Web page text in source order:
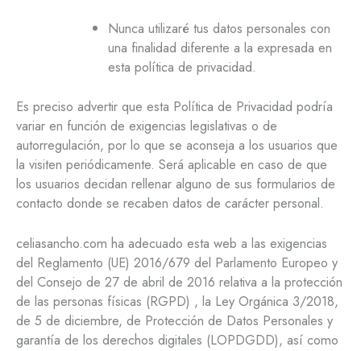
Nunca utilizaré tus datos personales con
una finalidad diferente a la expresada en
esta política de privacidad.
Es preciso advertir que esta Política de Privacidad podría
variar en función de exigencias legislativas o de
autorregulación, por lo que se aconseja a los usuarios que
la visiten periódicamente. Será aplicable en caso de que
los usuarios decidan rellenar alguno de sus formularios de
contacto donde se recaben datos de carácter personal.
celiasancho.com ha adecuado esta web a las exigencias
del Reglamento (UE) 2016/679 del Parlamento Europeo y
del Consejo de 27 de abril de 2016 relativa a la protección
de las personas físicas (RGPD) , la Ley Orgánica 3/2018,
de 5 de diciembre, de Protección de Datos Personales y
garantía de los derechos digitales (LOPDGDD), así como